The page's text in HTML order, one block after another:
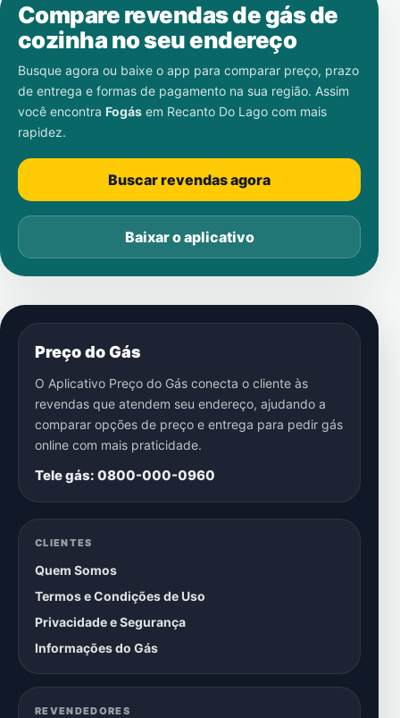
Compare revendas de gás de
cozinha no seu endereço
Busque agora ou baixe o app para comparar preço, prazo
de entrega e formas de pagamento na sua região. Assim
você encontra Fogás em Recanto Do Lago com mais
rapidez.
Buscar revendas agora
Baixar o aplicativo
Preço do Gás
O Aplicativo Preço do Gás conecta o cliente às
revendas que atendem seu endereço, ajudando a
comparar opções de preço e entrega para pedir gás
online com mais praticidade.
Tele gás: 0800-000-0960
CLIENTES
Quem Somos
Termos e Condições de Uso
Privacidade e Segurança
Informações do Gás
REVENDEDORES